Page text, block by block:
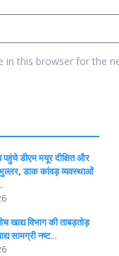
in this browser for the
पहुंचे डीएम मयूर दीक्षित और
डाक कांवड़ व्यवस्थाओं
खाद्य विभाग की ताबड़तोड़
सामग्री नष्ट…